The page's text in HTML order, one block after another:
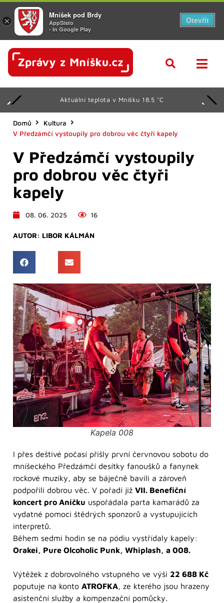
Aktuální teplota v Mníšku 18.5 °C
Domů
Kultura
V Předzámčí vystoupily pro dobrou věc čtyři kapely
V Předzámčí vystoupily
pro dobrou věc čtyři
kapely
08. 06. 2025 16
AUTOR: LIBOR KÁLMÁN
Kapela 008
I přes deštivé počasí přišly první červnovou sobotu do
mníšeckého Předzámčí desítky fanoušků a fanynek
rockové muziky, aby se báječně bavili a zároveň
podpořili dobrou věc. V pořadí již VII. Benefiční
koncert pro Aničku uspořádala parta kamarádů za
vydatné pomoci štědrých sponzorů a vystupujících
interpretů.
Během sedmi hodin se na pódiu vystřídaly kapely:
Orakei, Pure Olcoholic Punk, Whiplash, a 008.
Výtěžek z dobrovolného vstupného ve výši 22 688 Kč
poputuje na konto ATROFKA, ze kterého jsou hrazeny
asistenční služby a kompenzační pomůcky.
×
Mníšek pod Brdy
AppSisto
- In Google Play
Otevřít